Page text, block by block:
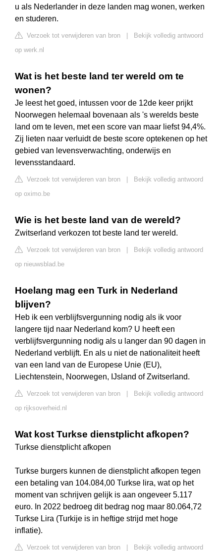
u als Nederlander in deze landen mag wonen, werken
en studeren.
Verzoek tot verwijderen van bron
Bekijk volledig antwoord
op werk.nl
Wat is het beste land ter wereld om te
wonen?
Je leest het goed, intussen voor de 12de keer prijkt
Noorwegen helemaal bovenaan als 's werelds beste
land om te leven, met een score van maar liefst 94,4%.
Zij lieten naar verluidt de beste score optekenen op het
gebied van levensverwachting, onderwijs en
levensstandaard.
Verzoek tot verwijderen van bron
Bekijk volledig antwoord
op oximo.be
Wie is het beste land van de wereld?
Zwitserland verkozen tot beste land ter wereld.
Verzoek tot verwijderen van bron
Bekijk volledig antwoord
op nieuwsblad.be
Hoelang mag een Turk in Nederland
blijven?
Heb ik een verblijfsvergunning nodig als ik voor
langere tijd naar Nederland kom? U heeft een
verblijfsvergunning nodig als u langer dan 90 dagen in
Nederland verblijft. En als u niet de nationaliteit heeft
van een land van de Europese Unie (EU),
Liechtenstein, Noorwegen, IJsland of Zwitserland.
Verzoek tot verwijderen van bron
Bekijk volledig antwoord
op rijksoverheid.nl
Wat kost Turkse dienstplicht afkopen?
Turkse dienstplicht afkopen
Turkse burgers kunnen de dienstplicht afkopen tegen
een betaling van 104.084,00 Turkse lira, wat op het
moment van schrijven gelijk is aan ongeveer 5.117
euro. In 2022 bedroeg dit bedrag nog maar 80.064,72
Turkse Lira (Turkije is in heftige strijd met hoge
inflatie).
Verzoek tot verwijderen van bron Bekijk volledig antwoord